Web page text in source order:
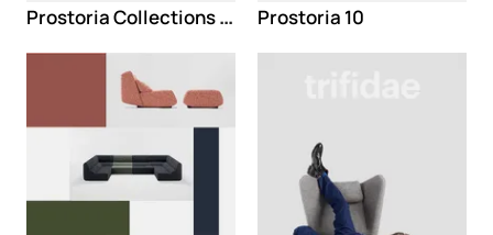
Prostoria Collections 2021 Prostoria 10